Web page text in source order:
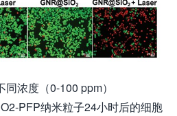
浓度（0-100 ppm）
PFP纳米粒子24小时后的细胞